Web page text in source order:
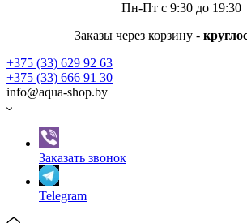
Пн-Пт с 9:30 до 19:30
Заказы через корзину -
+375 (33) 629 92 63
+375 (33) 666 91 30
info@aqua-shop.by
Заказать звонок
Telegram